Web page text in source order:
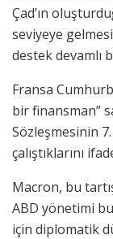
Çad’ın
seviyeye
destek devamlı
Fransa
bir finansman”
Sözleşmesinin
çalıştıklarını
Macron, bu
ABD yönetimi
için diplomatik